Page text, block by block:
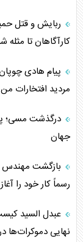
ربایش و قتل
کارآگاهان تا مثله
پیام هادی
مردید افتخارات
جهان
بازگشت مهندس
رسماً کار خود را
عبدل السید
نهایی دموکرات‌ها